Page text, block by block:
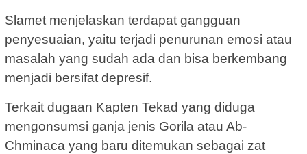
Slamet menjelaskan terdapat gangguan
penyesuaian, yaitu terjadi penurunan emosi atau
masalah yang sudah ada dan bisa berkembang
menjadi bersifat depresif.
Terkait dugaan Kapten Tekad yang diduga
mengonsumsi ganja jenis Gorila atau Ab-
Chminaca yang baru ditemukan sebagai zat